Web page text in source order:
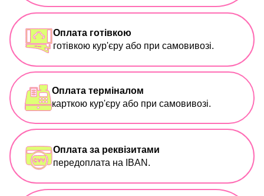
Оплата готівкою
готівкою кур'єру або при самовивозі.
Оплата терміналом
карткою кур'єру або при самовивозі.
Оплата за реквізитами
передоплата на IBAN.